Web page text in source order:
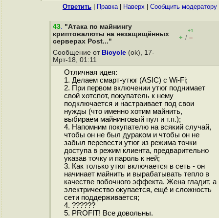
Ответить Правка| Наверх Cообщить модератору
43. "Атака по майнингу
криптовалюты на незащищённых
серверах Post..."
+1
+ / –
Сообщение от Bicycle (ok), 17-
Мрт-18, 01:11
Отличная идея:
1. Делаем смарт-утюг (ASIC) с Wi-Fi;
2. При первом включении утюг поднимает
свой хотспот, покупатель к нему
подключается и настраивает под свои
нужды (что именно хотим майнить,
выбираем майнинговый пул и т.п.);
4. Напомним покупателю на всякий случай,
чтобы он не был дураком и чтобы он не
забыл перевести утюг из режима точки
доступа в режим клиента, предварительно
указав точку и пароль к ней;
3. Как только утюг включается в сеть - он
начинает майнить и вырабатывать тепло в
качестве побочного эффекта. Жена гладит, а
электричество окупается, ещё и сложность
сети поддерживается;
4. ??????
5. PROFIT! Все довольны.